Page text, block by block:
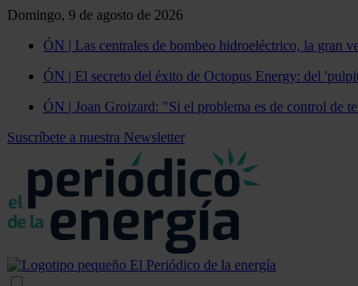
Domingo, 9 de agosto de 2026
ÓN | Las centrales de bombeo hidroeléctrico, la gran
ÓN | El secreto del éxito de Octopus Energy: del
ÓN | Joan Groizard: "Si el problema es de control de
Suscríbete a nuestra Newsletter